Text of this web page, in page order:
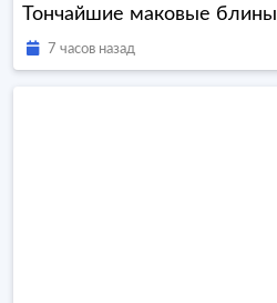
Тончайшие маковые блины
7 часов назад